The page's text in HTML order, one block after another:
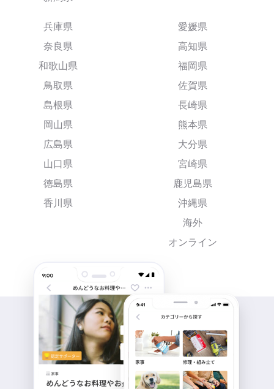
兵庫県
奈良県
和歌山県
鳥取県
島根県
岡山県
広島県
山口県
徳島県
香川県
愛媛県
高知県
福岡県
佐賀県
長崎県
熊本県
大分県
宮崎県
鹿児島県
沖縄県
海外
オンライン